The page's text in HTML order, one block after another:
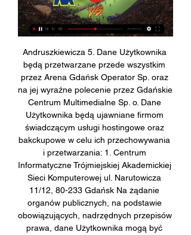
Andruszkiewicza 5. Dane Użytkownika
będą przetwarzane przede wszystkim
przez Arena Gdańsk Operator Sp. oraz
na jej wyraźne polecenie przez Gdańskie
Centrum Multimedialne Sp. o. Dane
Użytkownika będą ujawniane firmom
świadczącym usługi hostingowe oraz
bakckupowe w celu ich przechowywania
i przetwarzania: 1. Centrum
Informatyczne Trójmiejskiej Akademickiej
Sieci Komputerowej ul. Narutowicza
11/12, 80-233 Gdańsk Na żądanie
organów publicznych, na podstawie
obowiązujących, nadrzędnych przepisów
prawa, dane Użytkownika mogą być